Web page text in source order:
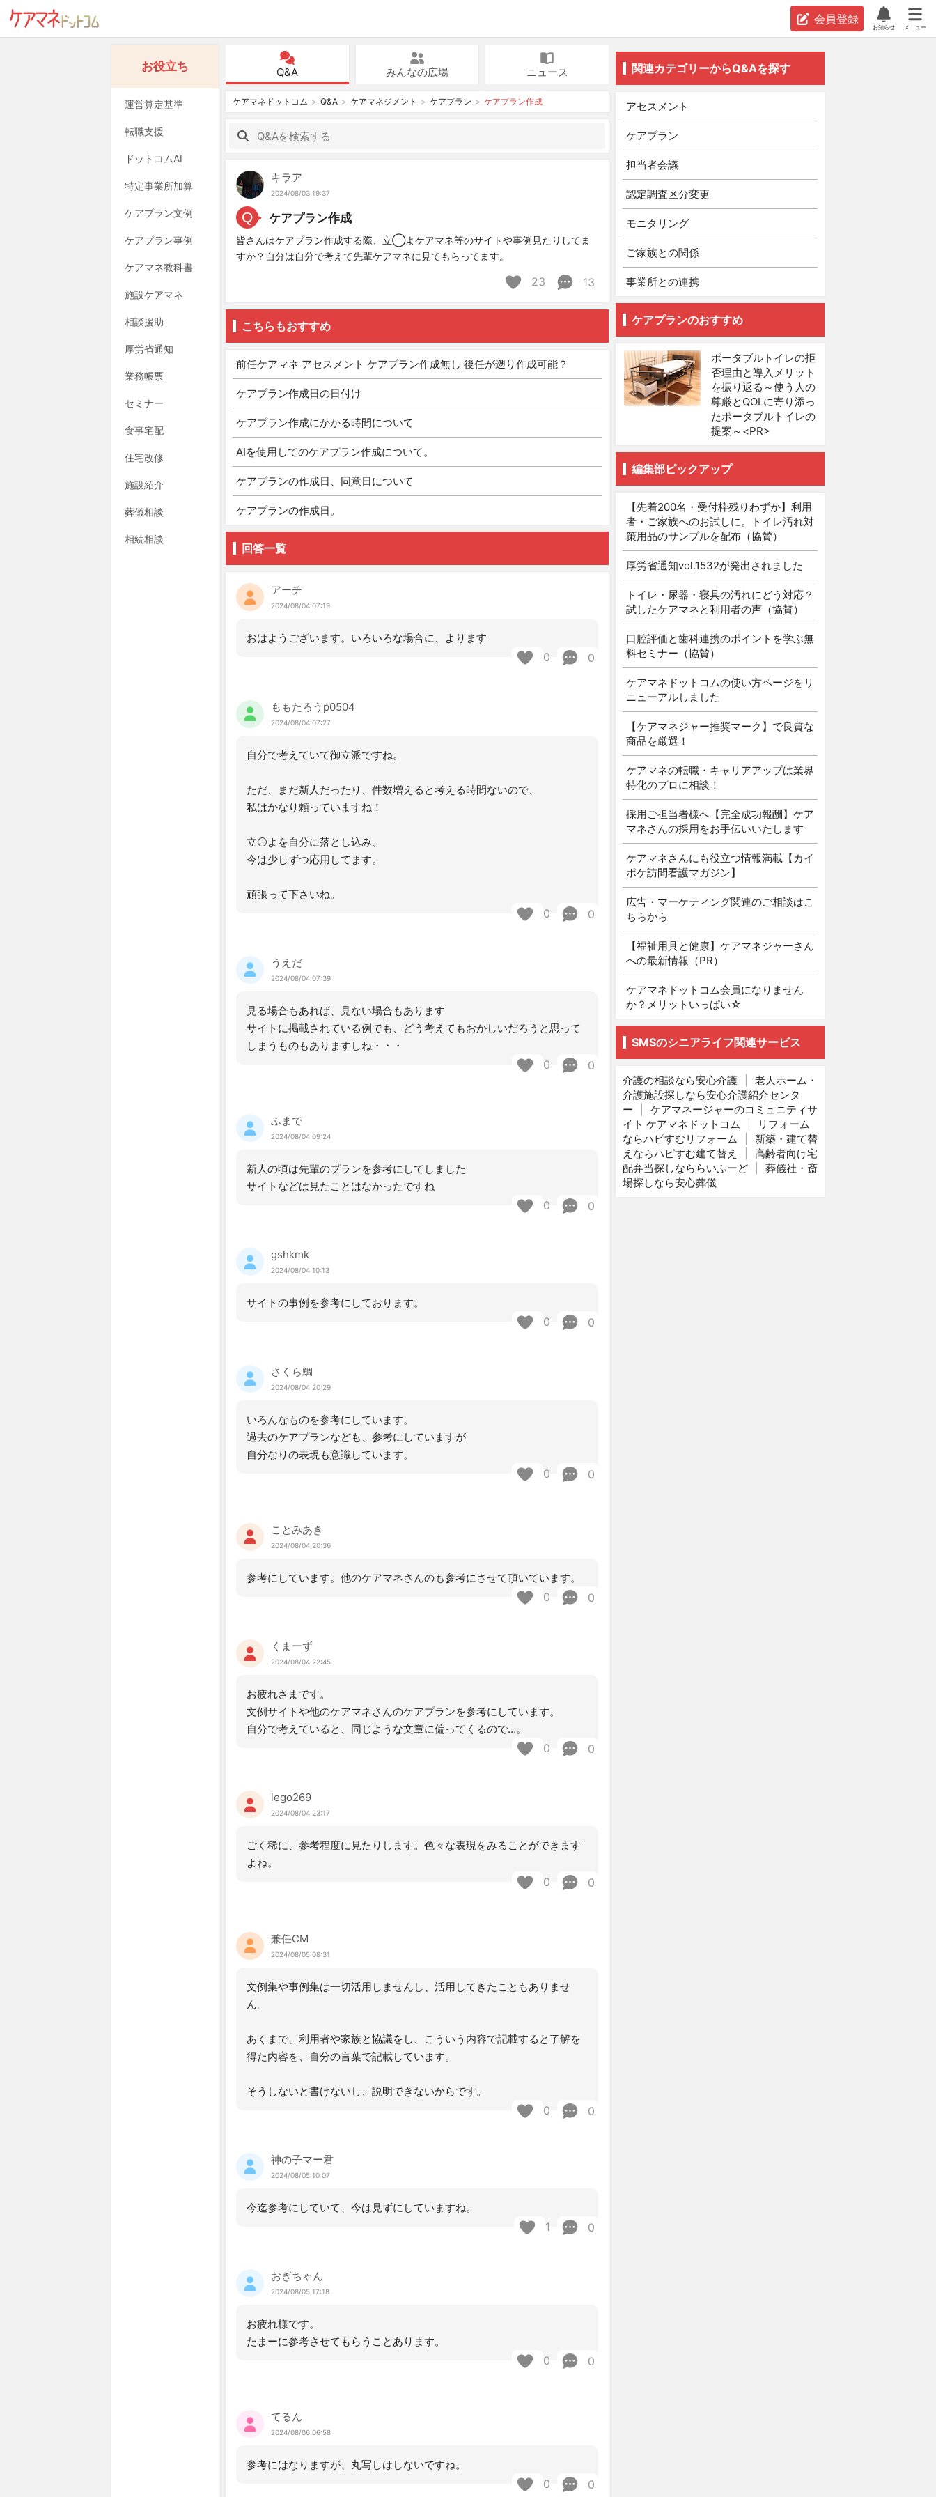
会員登録
お知らせ メニュー
お役立ち
運営算定基準
転職支援
ドットコムAI
特定事業所加算
ケアプラン文例
ケアプラン事例
ケアマネ教科書
施設ケアマネ
相談援助
厚労省通知
業務帳票
セミナー
食事宅配
住宅改修
施設紹介
葬儀相談
相続相談
Q&A みんなの広場 ニュース
ケアマネドットコム Q&A ケアマネジメント ケアプラン ケアプラン作成
キラア
2024/08/03 19:37
Q ケアプラン作成
皆さんはケアプラン作成する際、立◯よケアマネ等のサイトや事例見たりしてま
すか？自分は自分で考えて先輩ケアマネに見てもらってます。
23 13
こちらもおすすめ
前任ケアマネ アセスメント ケアプラン作成無し 後任が遡り作成可能？
ケアプラン作成日の日付け
ケアプラン作成にかかる時間について
AIを使用してのケアプラン作成について。
ケアプランの作成日、同意日について
ケアプランの作成日。
回答一覧
アーチ
2024/08/04 07:19
おはようございます。いろいろな場合に、よります
0 0
ももたろうp0504
2024/08/04 07:27
自分で考えていて御立派ですね。
ただ、まだ新人だったり、件数増えると考える時間ないので、
私はかなり頼っていますね！
立⚪よを自分に落とし込み、
今は少しずつ応用してます。
頑張って下さいね。
0 0
うえだ
2024/08/04 07:39
見る場合もあれば、見ない場合もあります
サイトに掲載されている例でも、どう考えてもおかしいだろうと思って
しまうものもありますしね・・・
0 0
ふまで
2024/08/04 09:24
新人の頃は先輩のプランを参考にしてしました
サイトなどは見たことはなかったですね
0 0
gshkmk
2024/08/04 10:13
サイトの事例を参考にしております。
0 0
さくら鯛
2024/08/04 20:29
いろんなものを参考にしています。
過去のケアプランなども、参考にしていますが
自分なりの表現も意識しています。
0 0
ことみあき
2024/08/04 20:36
参考にしています。他のケアマネさんのも参考にさせて頂いています。
0 0
くまーず
2024/08/04 22:45
お疲れさまです。
文例サイトや他のケアマネさんのケアプランを参考にしています。
自分で考えていると、同じような文章に偏ってくるので…。
0 0
lego269
2024/08/04 23:17
ごく稀に、参考程度に見たりします。色々な表現をみることができます
よね。
0 0
兼任CM
2024/08/05 08:31
文例集や事例集は一切活用しませんし、活用してきたこともありませ
ん。
あくまで、利用者や家族と協議をし、こういう内容で記載すると了解を
得た内容を、自分の言葉で記載しています。
そうしないと書けないし、説明できないからです。
0 0
神の子マー君
2024/08/05 10:07
今迄参考にしていて、今は見ずにしていますね。
1 0
おぎちゃん
2024/08/05 17:18
お疲れ様です。
たまーに参考させてもらうことあります。
0 0
てるん
2024/08/06 06:58
参考にはなりますが、丸写しはしないですね。
0 0
関連カテゴリーからQ&Aを探す
アセスメント
ケアプラン
担当者会議
認定調査区分変更
モニタリング
ご家族との関係
事業所との連携
ケアプランのおすすめ
ポータブルトイレの拒
否理由と導入メリット
を振り返る～使う人の
尊厳とQOLに寄り添っ
たポータブルトイレの
提案～<PR>
編集部ピックアップ
【先着200名・受付枠残りわずか】利用
者・ご家族へのお試しに。トイレ汚れ対
策用品のサンプルを配布（協賛）
厚労省通知vol.1532が発出されました
トイレ・尿器・寝具の汚れにどう対応？
試したケアマネと利用者の声（協賛）
口腔評価と歯科連携のポイントを学ぶ無
料セミナー（協賛）
ケアマネドットコムの使い方ページをリ
ニューアルしました
【ケアマネジャー推奨マーク】で良質な
商品を厳選！
ケアマネの転職・キャリアアップは業界
特化のプロに相談！
採用ご担当者様へ【完全成功報酬】ケア
マネさんの採用をお手伝いいたします
ケアマネさんにも役立つ情報満載【カイ
ポケ訪問看護マガジン】
広告・マーケティング関連のご相談はこ
ちらから
【福祉用具と健康】ケアマネジャーさん
への最新情報（PR）
ケアマネドットコム会員になりません
か？メリットいっぱい☆
SMSのシニアライフ関連サービス
介護の相談なら安心介護
老人ホーム・
介護施設探しなら安心介護紹介センタ
ー
ケアマネージャーのコミュニティサ
イト ケアマネドットコム
リフォーム
ならハピすむリフォーム
新築・建て替
えならハピすむ建て替え
高齢者向け宅
配弁当探しなららいふーど
葬儀社・斎
場探しなら安心葬儀